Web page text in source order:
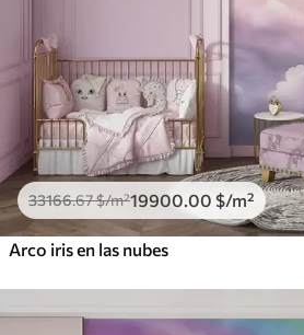
33166.67$/m²19900 .00 $/m²
Arco iris en las nubes